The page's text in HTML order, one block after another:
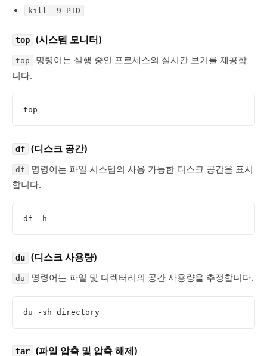
kill -9 PID
top (시스템 모니터)
top
명령어는 실행 중인 프로세스의 실시간 보기를 제공합
니다.
top
df (디스크 공간)
df
명령어는 파일 시스템의 사용 가능한 디스크 공간을 표시
합니다.
df -h
du (디스크 사용량)
du 명령어는 파일 및 디렉터리의 공간 사용량을 추정합니다.
du -sh directory
tar (파일 압축 및 압축 해제)